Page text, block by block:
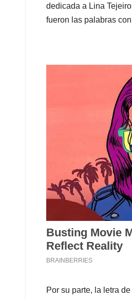
dedicada a Lina
fueron las palabras
Por su parte, la letra